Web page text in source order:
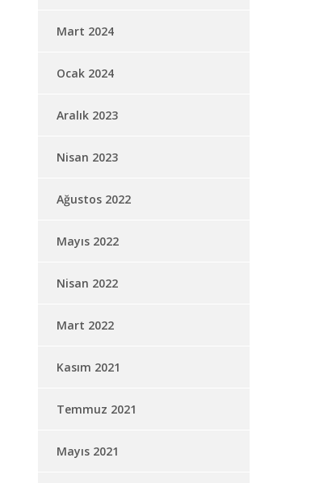
Mart 2024
Ocak 2024
Aralık 2023
Nisan 2023
Ağustos 2022
Mayıs 2022
Nisan 2022
Mart 2022
Kasım 2021
Temmuz 2021
Mayıs 2021